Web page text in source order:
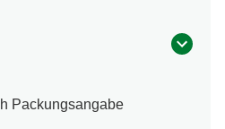
Packungsangabe